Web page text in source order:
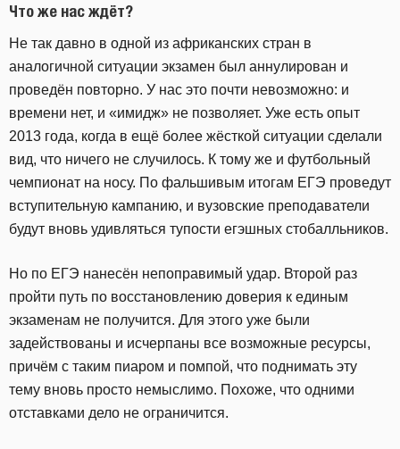
Что же нас ждёт?
Не так давно в одной из африканских стран в
аналогичной ситуации экзамен был аннулирован и
проведён повторно. У нас это почти невозможно: и
времени нет, и «имидж» не позволяет. Уже есть опыт
2013 года, когда в ещё более жёсткой ситуации сделали
вид, что ничего не случилось. К тому же и футбольный
чемпионат на носу. По фальшивым итогам ЕГЭ проведут
вступительную кампанию, и вузовские преподаватели
будут вновь удивляться тупости егэшных стобалльников.
Но по ЕГЭ нанесён непоправимый удар. Второй раз
пройти путь по восстановлению доверия к единым
экзаменам не получится. Для этого уже были
задействованы и исчерпаны все возможные ресурсы,
причём с таким пиаром и помпой, что поднимать эту
тему вновь просто немыслимо. Похоже, что одними
отставками дело не ограничится.